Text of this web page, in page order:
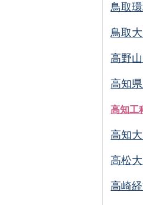
鳥取
鳥取
高野
高知
高知工
高知
高松
高崎